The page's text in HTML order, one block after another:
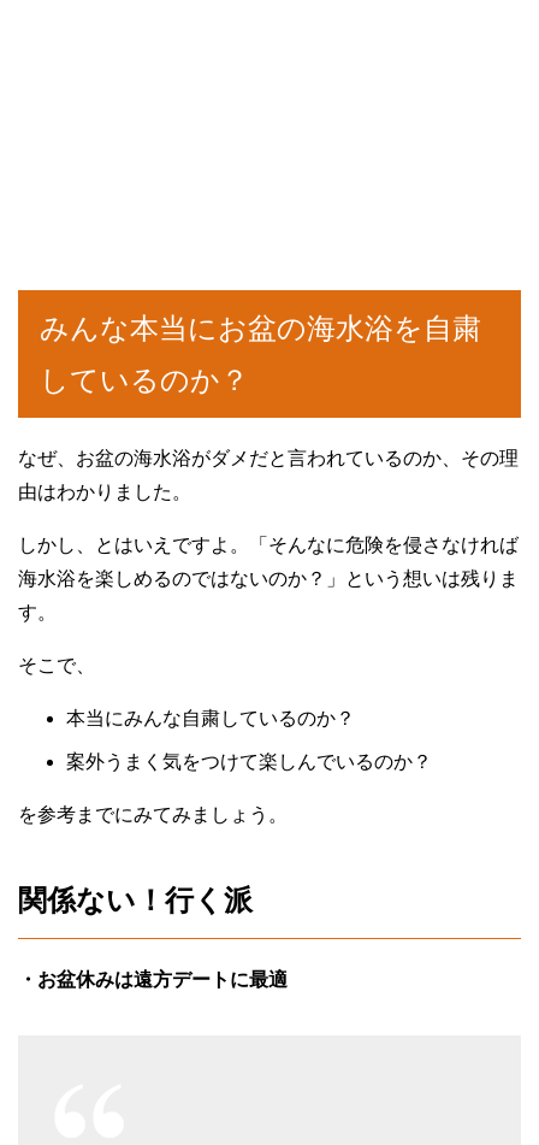
みんな本当にお盆の海水浴を自粛
しているのか？
なぜ、お盆の海水浴がダメだと言われているのか、その理
由はわかりました。
しかし、とはいえですよ。「そんなに危険を侵さなければ
海水浴を楽しめるのではないのか？」という想いは残りま
す。
そこで、
本当にみんな自粛しているのか？
案外うまく気をつけて楽しんでいるのか？
を参考までにみてみましょう。
関係ない！行く派
・お盆休みは遠方デートに最適